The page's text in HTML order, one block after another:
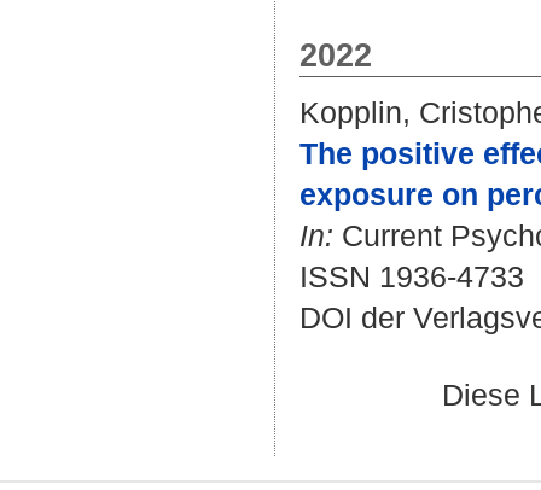
2022
Kopplin,
The positive
exposure on
In: Current
ISSN 1936-4733
DOI der
Diese